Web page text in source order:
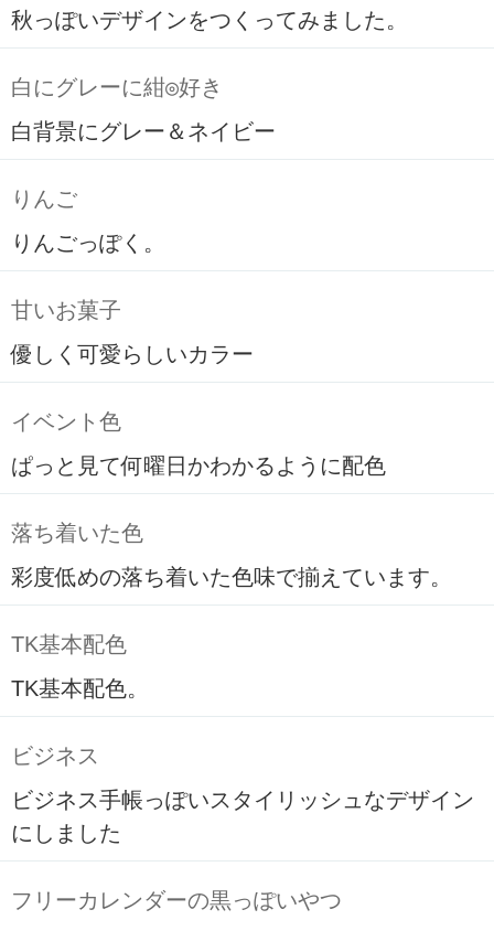
秋っぽいデザインをつくってみました。
白にグレーに紺◎好き
白背景にグレー＆ネイビー
りんご
りんごっぽく。
甘いお菓子
優しく可愛らしいカラー
イベント色
ぱっと見て何曜日かわかるように配色
落ち着いた色
彩度低めの落ち着いた色味で揃えています。
TK基本配色
TK基本配色。
ビジネス
ビジネス手帳っぽいスタイリッシュなデザイン
にしました
フリーカレンダーの黒っぽいやつ